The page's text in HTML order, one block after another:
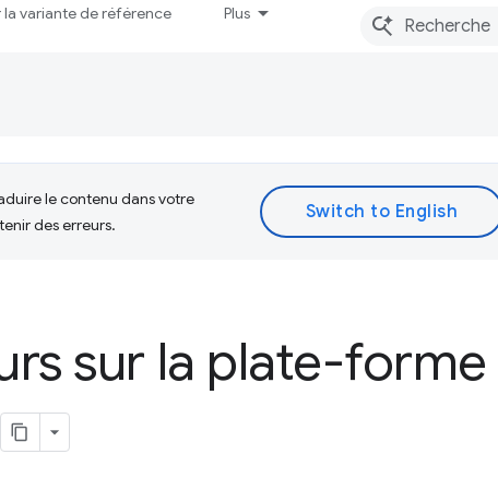
la variante de référence Plus
le contenu dans votre
des erreurs.
sur la plate-forme